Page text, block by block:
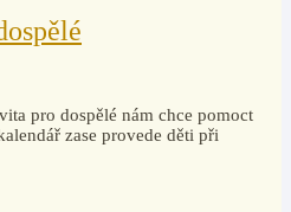
pro dospělé nám chce pomoct
zase provede děti při